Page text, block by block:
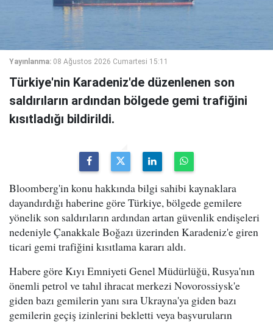
Yayınlanma: 08 Ağustos 2026 Cumartesi 15:11
Türkiye'nin Karadeniz'de düzenlenen son
saldırıların ardından bölgede gemi trafiğini
kısıtladığı bildirildi.
Bloomberg'in konu hakkında bilgi sahibi kaynaklara
dayandırdığı haberine göre Türkiye, bölgede gemilere
yönelik son saldırıların ardından artan güvenlik endişeleri
nedeniyle Çanakkale Boğazı üzerinden Karadeniz'e giren
ticari gemi trafiğini kısıtlama kararı aldı.
Habere göre Kıyı Emniyeti Genel Müdürlüğü, Rusya'nın
önemli petrol ve tahıl ihracat merkezi Novorossiysk'e
giden bazı gemilerin yanı sıra Ukrayna'ya giden bazı
gemilerin geçiş izinlerini bekletti veya başvuruların